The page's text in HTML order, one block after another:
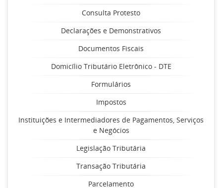
Consulta Protesto
Declarações e Demonstrativos
Documentos Fiscais
Domicílio Tributário Eletrônico - DTE
Formulários
Impostos
Instituições e Intermediadores de Pagamentos, Serviços
e Negócios
Legislação Tributária
Transação Tributária
Parcelamento